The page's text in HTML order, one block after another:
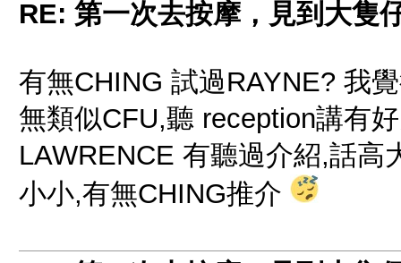
RE: 第一次去按摩，見到大隻
有無CHING 試過RAYNE? 我
無類似CFU,聽 reception講有
LAWRENCE 有聽過介紹,話
小小,有無CHING推介